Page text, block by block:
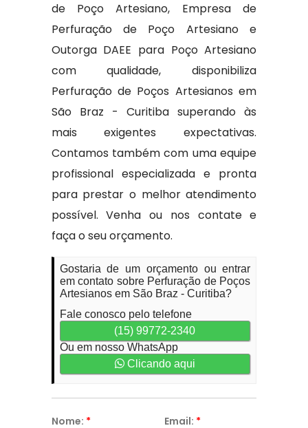
de Poço Artesiano, Empresa de
Perfuração de Poço Artesiano e
Outorga DAEE para Poço Artesiano
com qualidade, disponibiliza
Perfuração de Poços Artesianos em
São Braz - Curitiba superando às
mais exigentes expectativas.
Contamos também com uma equipe
profissional especializada e pronta
para prestar o melhor atendimento
possível. Venha ou nos contate e
faça o seu orçamento.
Gostaria de um orçamento ou entrar
em contato sobre Perfuração de Poços
Artesianos em São Braz - Curitiba?
Fale conosco pelo telefone
(15) 99772-2340
Ou em nosso WhatsApp
Clicando aqui
Nome: * Email: *